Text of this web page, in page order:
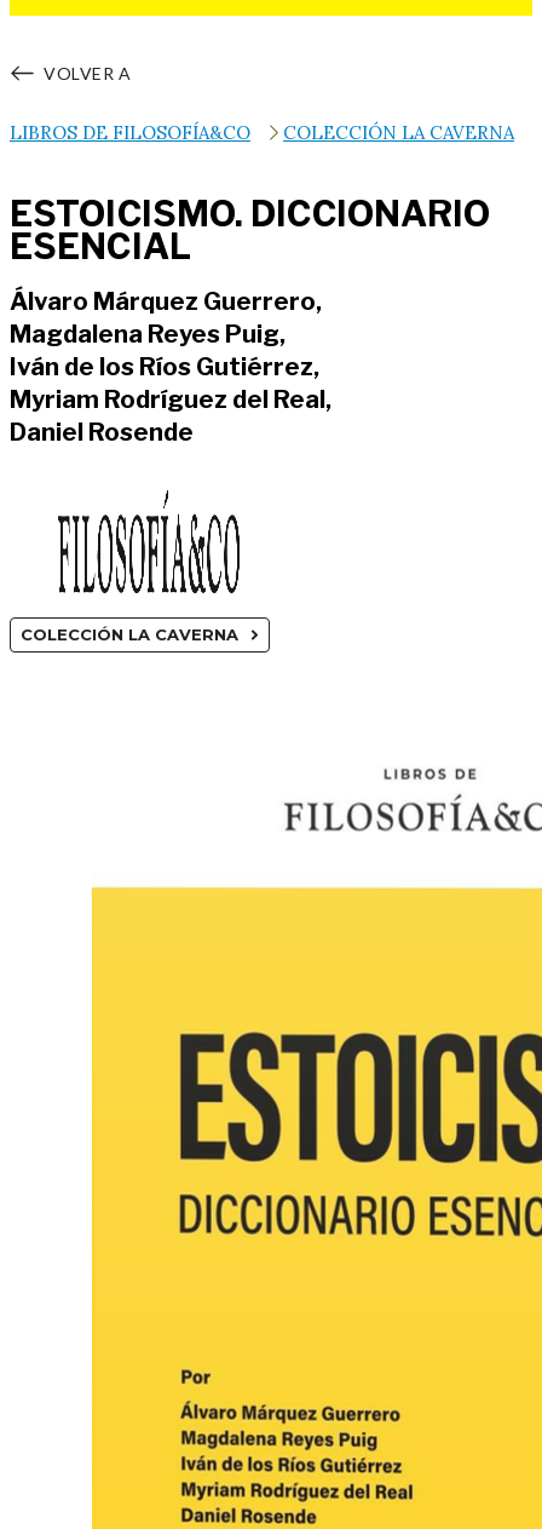
VOLVER A
LIBROS DE FILOSOFÍA&CO COLECCIÓN LA CAVERNA
ESTOICISMO. DICCIONARIO
ESENCIAL
Álvaro Márquez Guerrero,
Magdalena Reyes Puig,
Iván de los Ríos Gutiérrez,
Myriam Rodríguez del Real,
Daniel Rosende
COLECCIÓN LA CAVERNA